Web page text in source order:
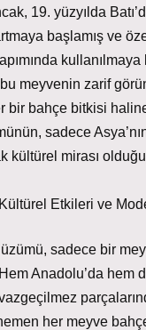
19. yüzyılda
başlamış ve
kullanılmaya
bu meyvenin zarif
bir bahçe bitkisi
sadece
kültürel mirası
Etkileri ve
sadece bir
Anadolu’da hem
her meyve